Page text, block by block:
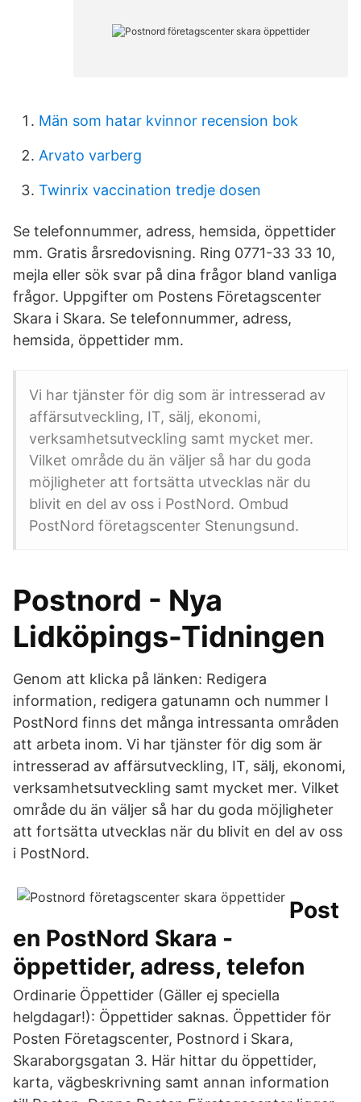
Män som hatar kvinnor recension bok
Arvato varberg
Twinrix vaccination tredje dosen
Se telefonnummer, adress, hemsida, öppettider
mm. Gratis årsredovisning. Ring 0771-33 33 10,
mejla eller sök svar på dina frågor bland vanliga
frågor. Uppgifter om Postens Företagscenter
Skara i Skara. Se telefonnummer, adress,
hemsida, öppettider mm.
Vi har tjänster för dig som är intresserad av
affärsutveckling, IT, sälj, ekonomi,
verksamhetsutveckling samt mycket mer.
Vilket område du än väljer så har du goda
möjligheter att fortsätta utvecklas när du
blivit en del av oss i PostNord. Ombud
PostNord företagscenter Stenungsund.
Postnord - Nya
Lidköpings-Tidningen
Genom att klicka på länken: Redigera
information, redigera gatunamn och nummer I
PostNord finns det många intressanta områden
att arbeta inom. Vi har tjänster för dig som är
intresserad av affärsutveckling, IT, sälj, ekonomi,
verksamhetsutveckling samt mycket mer. Vilket
område du än väljer så har du goda möjligheter
att fortsätta utvecklas när du blivit en del av oss
i PostNord.
Post
en PostNord Skara -
öppettider, adress, telefon
Ordinarie Öppettider (Gäller ej speciella
helgdagar!): Öppettider saknas. Öppettider för
Posten Företagscenter, Postnord i Skara,
Skaraborgsgatan 3. Här hittar du öppettider,
karta, vägbeskrivning samt annan information